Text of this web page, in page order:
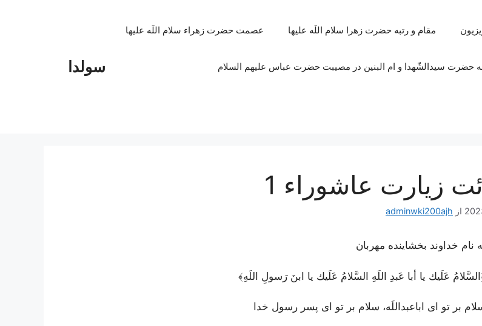
سولدا
مقام و رتبه حضرت زهرا سلام اللَه علیها عصمت حضرت زهراء سلام اللَه علیها
حضرت سیدالشّهدا و ام البنین در مصیبت حضرت عباس علیهم السلام
زیارت عاشوراء 1
از adminwki200ajh
نام خداوند بخشاینده مهربان
عَلَيك يا أبا عَبدِ اللَهِ السَّلامُ عَلَيك يا ابنَ رَسولِ اللَهِ﴾
بر تو ای اباعبداللَه، سلام بر تو ای پسر رسول خدا